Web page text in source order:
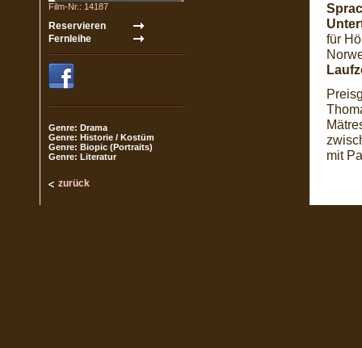
Film-Nr.: 14187
Genre: Drama
Genre: Historie / Kostüm
Genre: Biopic (Portraits)
Genre: Literatur
zurück
für
mit